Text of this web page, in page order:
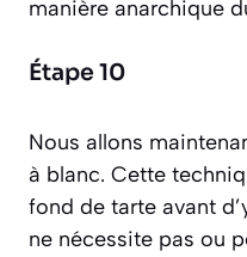
manière anarchique
Étape 10
Nous allons
à blanc. Cette
fond de tarte avant
ne nécessite pas ou